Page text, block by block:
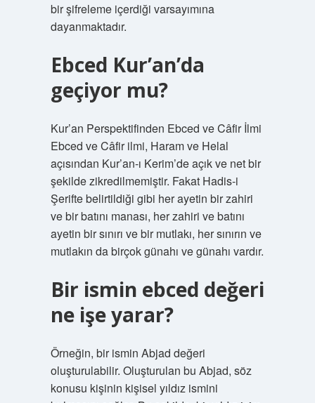
bir şifreleme içerdiği varsayımına
dayanmaktadır.
Ebced Kur’an’da
geçiyor mu?
Kur’an Perspektifinden Ebced ve Câfir İlmi
Ebced ve Câfir ilmi, Haram ve Helal
açısından Kur’an-ı Kerim’de açık ve net bir
şekilde zikredilmemiştir. Fakat Hadis-i
Şerifte belirtildiği gibi her ayetin bir zahiri
ve bir batını manası, her zahiri ve batını
ayetin bir sınırı ve bir mutlakı, her sınırın ve
mutlakın da birçok günahı ve günahı vardır.
Bir ismin ebced değeri
ne işe yarar?
Örneğin, bir ismin Abjad değeri
oluşturulabilir. Oluşturulan bu Abjad, söz
konusu kişinin kişisel yıldız ismini